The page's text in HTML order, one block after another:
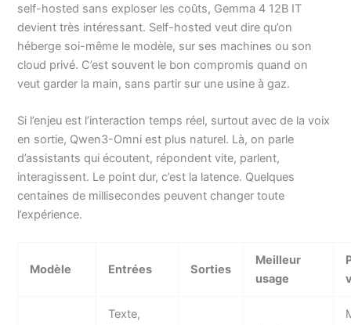
self-hosted sans exploser les coûts, Gemma 4 12B IT
devient très intéressant. Self-hosted veut dire qu’on
héberge soi-même le modèle, sur ses machines ou son
cloud privé. C’est souvent le bon compromis quand on
veut garder la main, sans partir sur une usine à gaz.
Si l’enjeu est l’interaction temps réel, surtout avec de la voix
en sortie, Qwen3-Omni est plus naturel. Là, on parle
d’assistants qui écoutent, répondent vite, parlent,
interagissent. Le point dur, c’est la latence. Quelques
centaines de millisecondes peuvent changer toute
l’expérience.
Modèle Entrées Sorties
Meilleur
usage
Texte,